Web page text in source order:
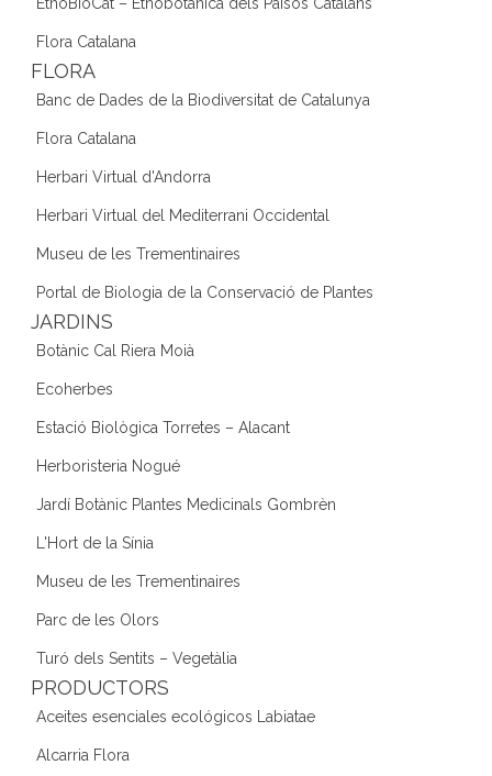
Flora Catalana
FLORA
Banc de Dades de la Biodiversitat de Catalunya
Flora Catalana
Herbari Virtual d'Andorra
Herbari Virtual del Mediterrani Occidental
Museu de les Trementinaires
Portal de Biologia de la Conservació de Plantes
JARDINS
Botànic Cal Riera Moià
Ecoherbes
Estació Biològica Torretes – Alacant
Herboristeria Nogué
Jardí Botànic Plantes Medicinals Gombrèn
L'Hort de la Sínia
Museu de les Trementinaires
Parc de les Olors
Turó dels Sentits – Vegetàlia
PRODUCTORS
Aceites esenciales ecológicos Labiatae
Alcarria Flora